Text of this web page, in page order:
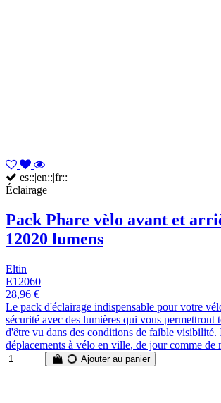
es::|en::|fr::
Éclairage
Pack Phare vèlo avant et
12020 lumens
Eltin
E12060
28,96 €
Le pack d'éclairage indispensable pour votre
sécurité avec des lumières qui vous permettront
d'être vu dans des conditions de faible visibilité.
déplacements à vélo en ville, de jour comme de
Ajouter au panier